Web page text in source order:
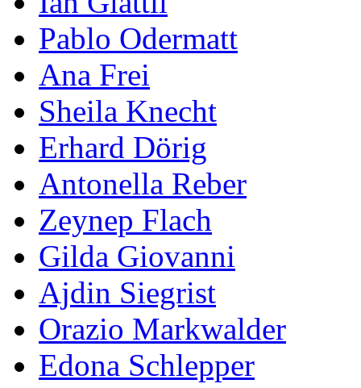
Pablo Odermatt
Ana Frei
Sheila Knecht
Erhard Dörig
Antonella Reber
Zeynep Flach
Gilda Giovanni
Ajdin Siegrist
Orazio Markwalder
Edona Schlepper